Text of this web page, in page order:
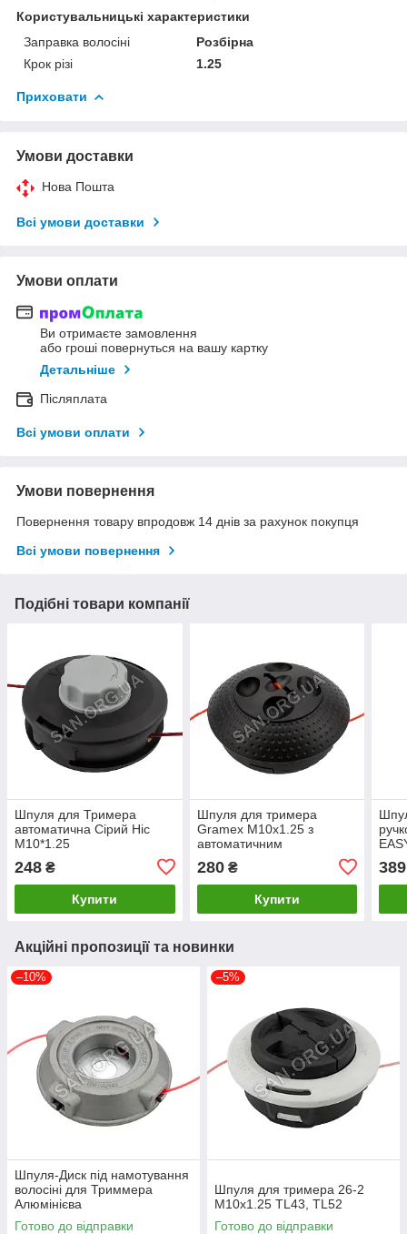
Користувальницькі характеристики
Заправка волосіні
Розбірна
Крок різі
1.25
Приховати
Умови доставки
Нова Пошта
Всі умови доставки
Умови оплати
Ви отримаєте замовлення
або гроші повернуться на вашу картку
Детальніше
Післяплата
Всі умови оплати
Умови повернення
Повернення товару впродовж 14 днів за рахунок покупця
Всі умови повернення
Подібні товари компанії
Шпуля для Тримера
автоматична Сірий Ніс
M10*1.25
248 ₴
Купити
Шпуля для тримера
Gramex М10х1.25 з
автоматичним
280₴
Купити
389
Акційні пропозиції та новинки
–10%
Шпуля-Диск під намотування
волосіні для Триммера
Алюмінієва
Готово до відправки
–5%
Шпуля для тримера 26-2
М10х1.25 TL43, TL52
Готово до відправки